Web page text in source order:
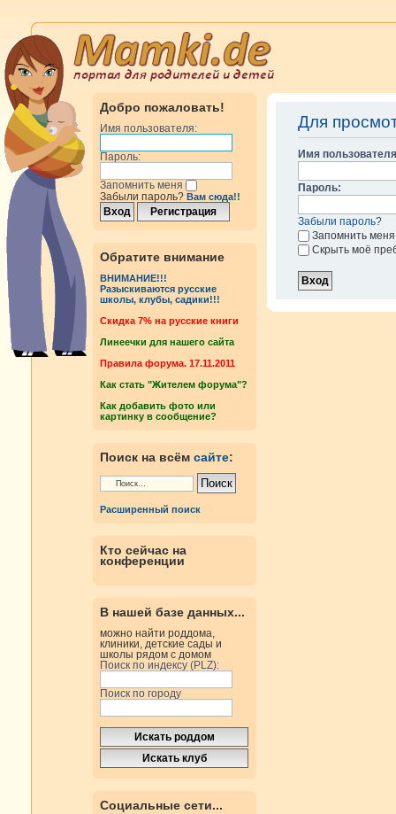
Добро пожаловать!
Имя пользователя:
Пароль:
Запомнить меня
Забыли пароль? Вам сюда!!
Обратите внимание
ВНИМАНИЕ!!!
Разыскиваются русские
школы, клубы, садики!!!
Cкидка 7% на русские книги
Линеечки для нашего сайта
Правила форума. 17.11.2011
Как стать "Жителем форума"?
Как добавить фото или
картинку в сообщение?
Поиск на всём сайте:
Расширенный поиск
Кто сейчас на
конференции
В нашей базе данных...
можно найти роддома,
клиники, детские сады и
школы рядом с домом
Поиск по индексу (PLZ):
Поиск по городу
Социальные сети...
Для
Имя
Пароль:
Забыли пароль?
Запомнить меня
Скрыть моё